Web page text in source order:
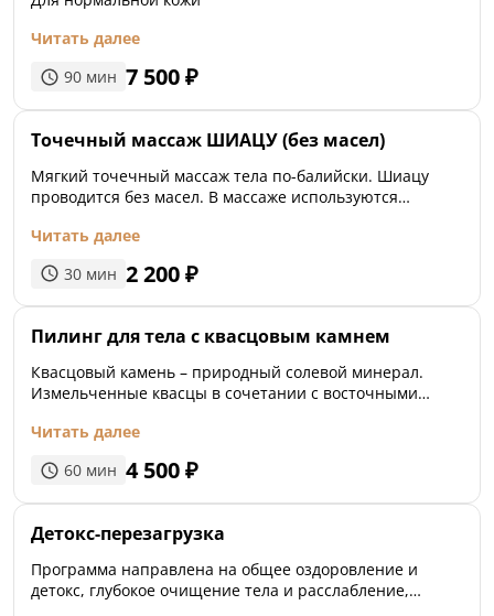
Читать далее
90 мин 7 500₽
Точечный массаж ШИАЦУ (без масел)
Мягкий точечный массаж тела по-балийски. Шиацу
проводится без масел. В массаже используются
чередуются с точечным массажем и растяжением
восстанавливает баланс и жизненную силу организма.
Читать далее
30 мин 2 200₽
Пилинг для тела с квасцовым камнем
Квасцовый камень – природный солевой минерал.
Измельченные квасцы в сочетании с восточными
противовоспалительными и регенерирующими
приобретает гладкость шелка и необыкновенный,
тонкий аромат.
Читать далее
60 мин 4 500₽
Детокс-перезагрузка
Программа направлена на общее оздоровление и
детокс, глубокое очищение тела и расслабление,